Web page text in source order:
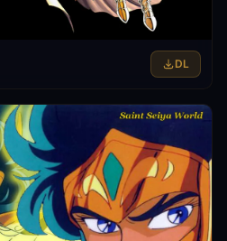
DL